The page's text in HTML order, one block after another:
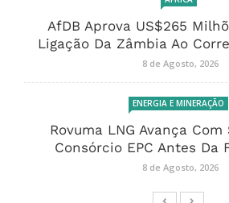
AfDB Aprova US$265
Ligação Da Zâmbia Ao
8 de Agosto, 2026
ENERGIA E MINERAÇÃO
Rovuma LNG Avança Com
Consórcio EPC Antes Da
8 de Agosto, 2026